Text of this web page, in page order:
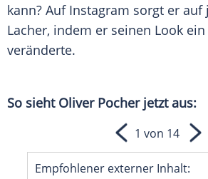
kann? Auf Instagram sorgt er auf
Lacher, indem er seinen Look
veränderte.
So sieht Oliver Pocherjetzt aus:
Empfohlener externer Inhalt:
1 von 14